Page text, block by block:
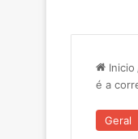
Inicio
é a
Geral